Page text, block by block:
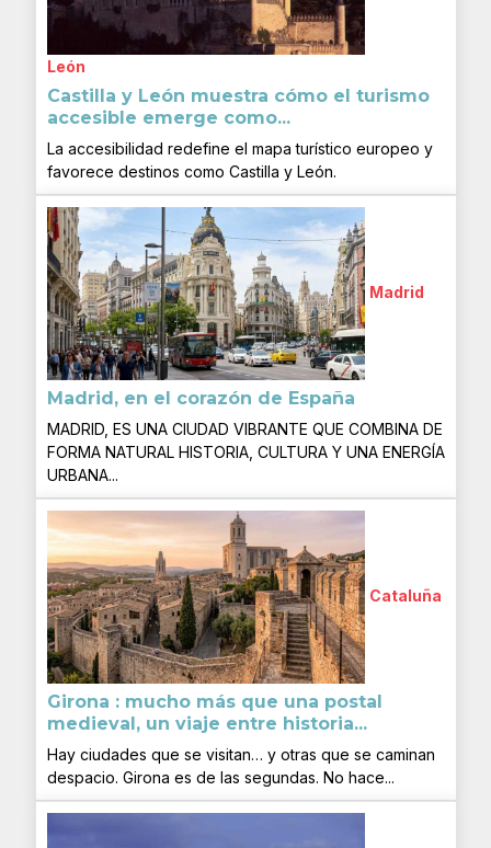
León
Castilla y León muestra cómo el turismo
accesible emerge como...
La accesibilidad redefine el mapa turístico europeo y
favorece destinos como Castilla y León.
Madrid
Madrid, en el corazón de España
MADRID, ES UNA CIUDAD VIBRANTE QUE COMBINA DE
FORMA NATURAL HISTORIA, CULTURA Y UNA ENERGÍA
URBANA...
Cataluña
Girona : mucho más que una postal
medieval, un viaje entre historia...
Hay ciudades que se visitan… y otras que se caminan
despacio. Girona es de las segundas. No hace...